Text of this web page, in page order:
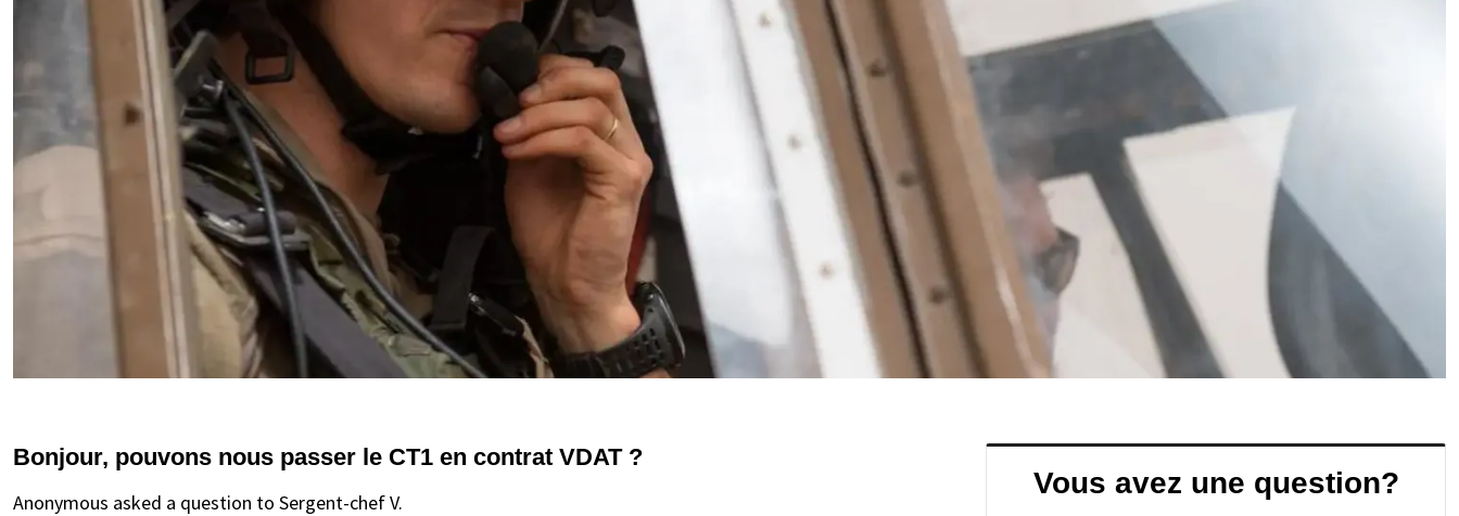
Bonjour, pouvons nous passer le CT1 en contrat VDAT ?
Anonymous asked a question to Sergent-chef V.
Vous avez une question?